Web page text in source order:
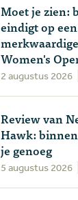
Moet je zien:
eindigt op
Women's
2 augustus 2026
Review van
Hawk:
je genoeg
5 augustus 2026